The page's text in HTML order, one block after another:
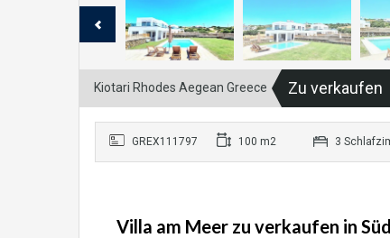
Kiotari Rhodes Aegean Greece Zu verkaufen
GREX111797 100 m2 3
Villa am Meer zu verkaufen in